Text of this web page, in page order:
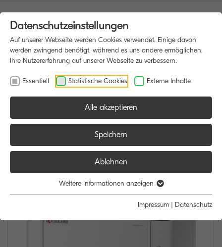
Datenschutzeinstellungen
Auf unserer Webseite werden Cookies verwendet. Einige davon
werden zwingend benötigt, während es uns andere ermöglichen,
Ihre Nutzererfahrung auf unserer Webseite zu verbessern.
Essentiell Statistische Cookies Externe Inhalte
Alle akzeptieren
Speichern
Ablehnen
Weitere Informationen anzeigen
Impressum | Datenschutz